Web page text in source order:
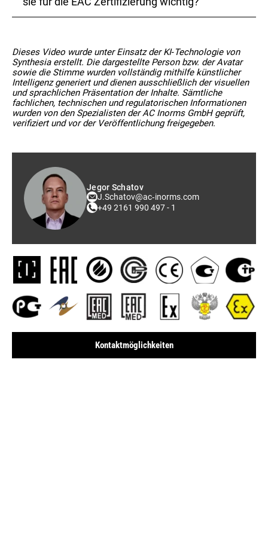
Druckbehälterpass erstellen lassen. Diese Pässe
erforderlich.
von Musterprodukten mit den EAC Normen
bestätigen. Sie werden in akkreditierten
Prüflaboratorien erstellt und sind maßgeblich für die
Beantragung von EAC Zertifikaten und
Deklarationen.
Dieses Video wurde unter Einsatz der KI‑Technologie von
Synthesia erstellt. Die dargestellte Person bzw. der Avatar
sowie die Stimme wurden vollständig mithilfe künstlicher
Intelligenz generiert und dienen ausschließlich der visuellen
und sprachlichen Präsentation der Inhalte. Sämtliche
fachlichen, technischen und regulatorischen Informationen
wurden von den Spezialisten der AC Inorms GmbH geprüft,
verifiziert und vor der Veröffentlichung freigegeben.
Jegor Schatov
J.Schatov@ac‑inorms.com
+49 2161 990 497 - 1
Kontaktmöglichkeiten